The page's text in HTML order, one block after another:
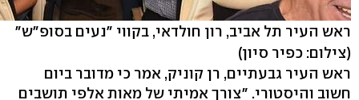
ראש העיר תל אביב, רון חולדאי, בקווי "נעים בסופ"ש"
(צילום: כפיר סיון)
ראש העיר גבעתיים, רן קוניק, אמר כי מדובר ביום
חשוב והיסטורי. "צורך אמיתי של מאות אלפי תושבים